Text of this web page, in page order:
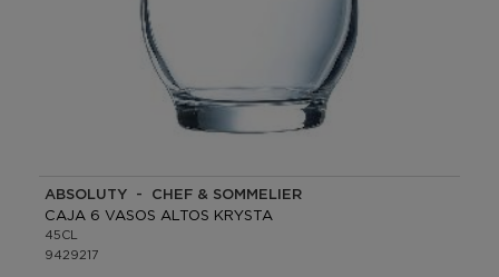
ABSOLUTY - CHEF & SOMMELIER
CAJA 6 VASOS ALTOS KRYSTA
45CL
9429217